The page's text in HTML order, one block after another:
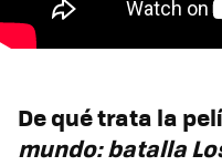
De qué trata la
mundo: batalla